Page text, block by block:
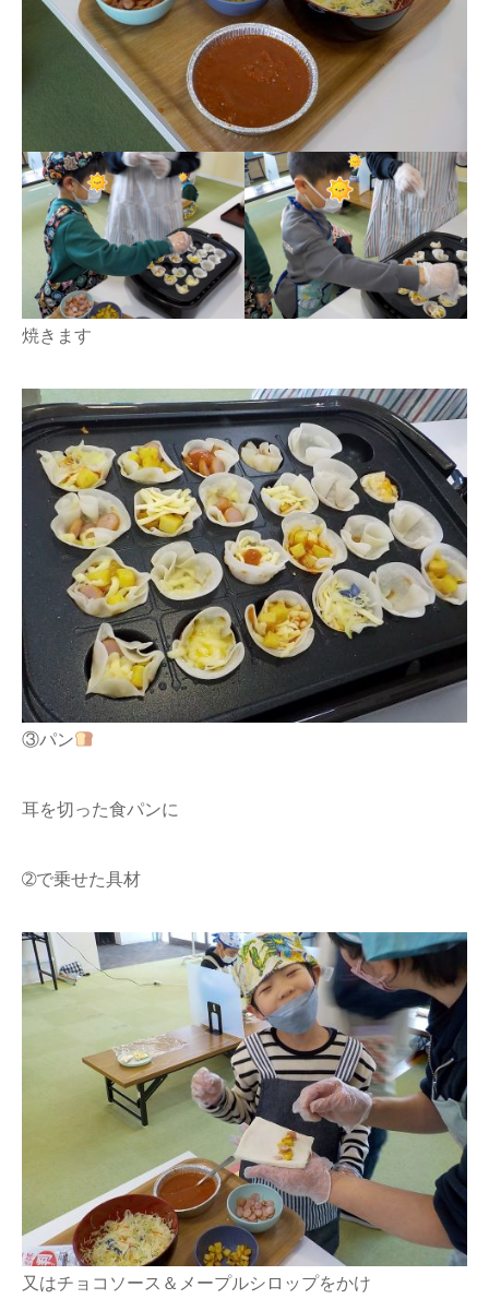
焼きます
③パン
耳を切った食パンに
➁で乗せた具材
又はチョコソース＆メープルシロップをかけ